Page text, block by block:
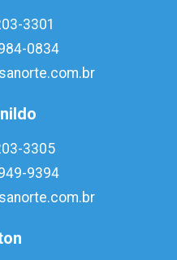
3301
0834
3305
9394